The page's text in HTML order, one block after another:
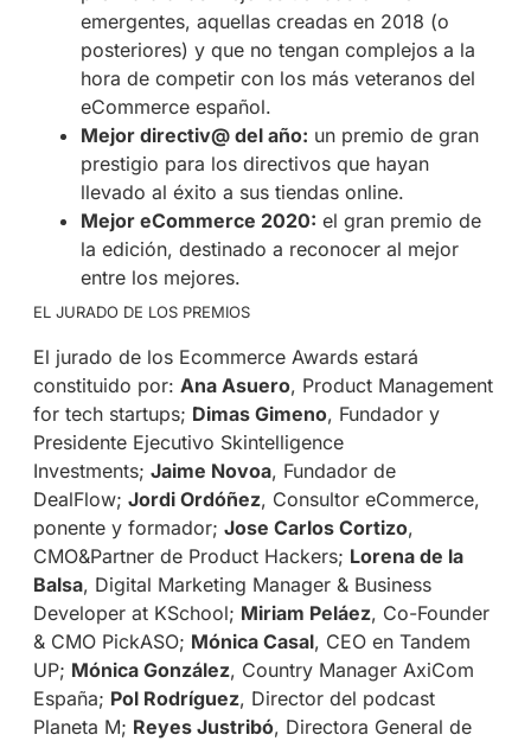
emergentes, aquellas creadas en 2018 (o
posteriores) y que no tengan complejos a la
hora de competir con los más veteranos del
eCommerce español.
Mejor directiv@ del año: un premio de gran
prestigio para los directivos que hayan
llevado al éxito a sus tiendas online.
Mejor eCommerce 2020: el gran premio de
la edición, destinado a reconocer al mejor
entre los mejores.
EL JURADO DE LOS PREMIOS
El jurado de los Ecommerce Awards estará
constituido por: Ana Asuero, Product Management
for tech startups; Dimas Gimeno, Fundador y
Presidente Ejecutivo Skintelligence
Investments; Jaime Novoa, Fundador de
DealFlow; Jordi Ordóñez, Consultor eCommerce,
ponente y formador; Jose Carlos Cortizo,
CMO&Partner de Product Hackers; Lorena de la
Balsa, Digital Marketing Manager & Business
Developer at KSchool; Miriam Peláez, Co-Founder
& CMO PickASO; Mónica Casal, CEO en Tandem
UP; Mónica González, Country Manager AxiCom
España; Pol Rodríguez, Director del podcast
Planeta M; Reyes Justribó, Directora General de